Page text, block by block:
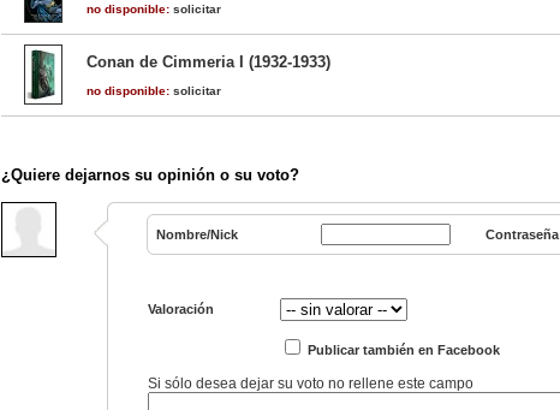
no disponible: solicitar
Conan de Cimmeria I (1932-1933)
no disponible: solicitar
¿Quiere dejarnos su opinión o su voto?
Nombre/Nick Contraseña
Valoración
Publicar también en Facebook
Si sólo desea dejar su voto no rellene este campo